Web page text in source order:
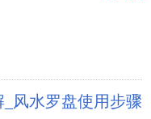
_风水罗盘使用步骤